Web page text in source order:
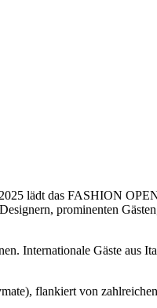
lädt das FASHION
prominenten
Internationale Gäste aus
flankiert von